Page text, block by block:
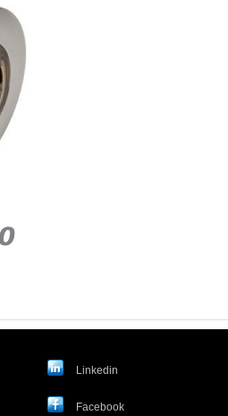
Linkedin
Facebook